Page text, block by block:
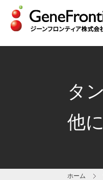
content
タ
他
ホーム